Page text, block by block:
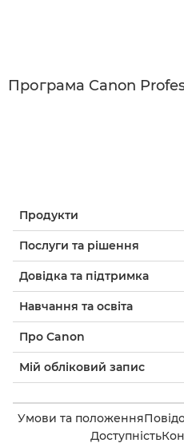
Програма Canon
Продукти
Послуги та рішення
Довідка та підтримка
Навчання та освіта
Про Canon
Мій обліковий запис
Умови та положення
Доступність